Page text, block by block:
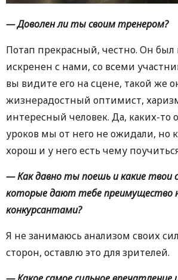
— Доволен ли ты своим тренером?
Потап прекрасный, честно. Он
искренен с нами, со всеми
вы видите его на сцене, такой же
жизнерадостный оптимист,
интересный человек. Да, каких-то
уроков мы от него не ожидали, но
хорош и у него есть чему
— Как давно ты поешь и какие твои
которые дают тебе преимущество
конкурсантами?
Я не занимаюсь анализом своих
сторон, оставлю это для зрителей.